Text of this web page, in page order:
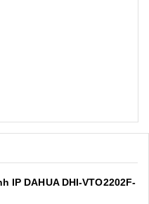
IP DAHUA DHI-VTO2202F-